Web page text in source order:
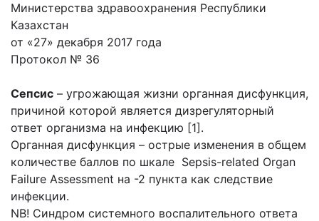
Министерства здравоохранения Республики
Казахстан
от «27» декабря 2017 года
Протокол № 36
Сепсис – угрожающая жизни органная дисфункция,
причиной которой является дизрегуляторный
ответ организма на инфекцию [1].
Органная дисфункция – острые изменения в общем
количестве баллов по шкале Sepsis-related Organ
Failure Assessment на -2 пункта как следствие
инфекции.
NB! Синдром системного воспалительного ответа